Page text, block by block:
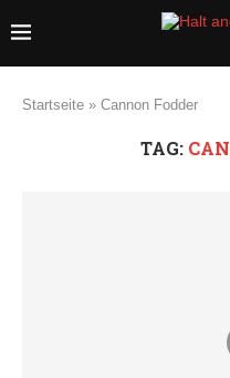
Startseite » Cannon Fodder
TAG: